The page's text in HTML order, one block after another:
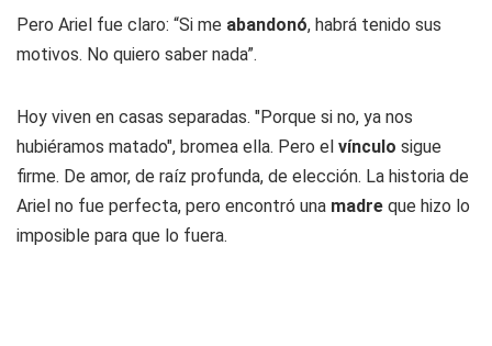
Pero Ariel fue claro: “Si me abandonó, habrá tenido sus
motivos. No quiero saber nada”.
Hoy viven en casas separadas. "Porque si no, ya nos
hubiéramos matado", bromea ella. Pero el vínculo sigue
firme. De amor, de raíz profunda, de elección. La historia de
Ariel no fue perfecta, pero encontró una madre que hizo lo
imposible para que lo fuera.